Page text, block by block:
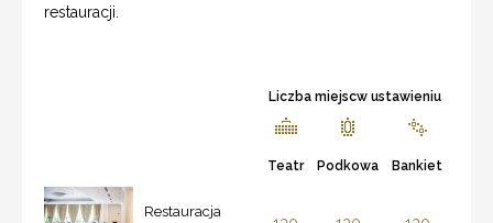
restauracji.
Liczba miejscw ustawieniu
Teatr Podkowa Bankiet
Restauracja